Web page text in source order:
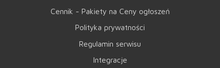
Cennik - Pakiety na Ceny ogłoszeń
Polityka prywatności
Regulamin serwisu
Integracje